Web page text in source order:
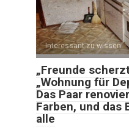
Interessant zu wissen
„Freunde
„Wohnung für
Das Paar
Farben, und das
alle